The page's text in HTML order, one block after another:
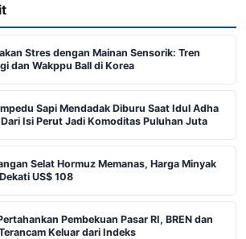
Stres dengan Mainan Sensorik: Tren
dan Wakppu Ball di Korea
Sapi Mendadak Diburu Saat Idul Adha
Isi Perut Jadi Komoditas Puluhan Juta
Selat Hormuz Memanas, Harga Minyak
US$ 108
Pembekuan Pasar RI, BREN dan
Keluar dari Indeks